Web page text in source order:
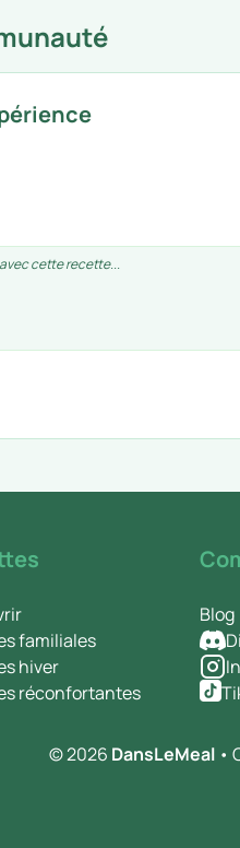
familiales
hiver
réconfortantes
Blog
© 2026 DansLeMeal •